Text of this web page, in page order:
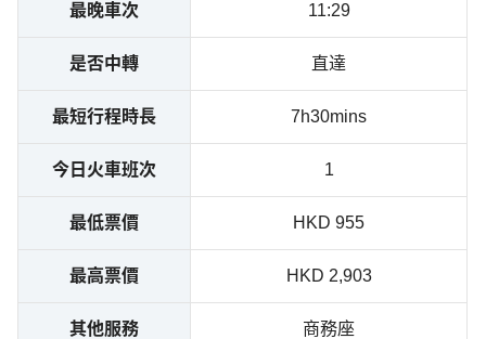
最晚車次 11:29
是否中轉 直達
最短行程時長 7h30mins
今日火車班次 1
最低票價 HKD 955
最高票價 HKD 2,903
其他服務 商務座